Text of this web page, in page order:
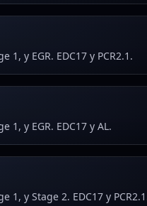
1, y EGR. EDC17 y PCR2.1.
1, y EGR. EDC17 y AL.
1, y Stage 2. EDC17 y